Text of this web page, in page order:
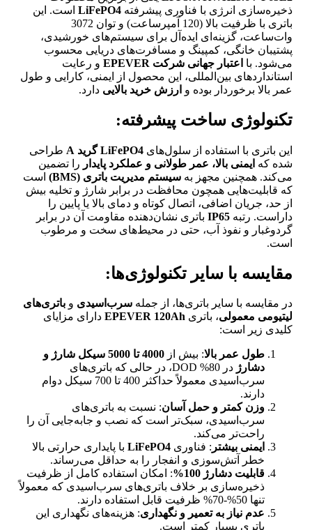
ذخیره‌سازی انرژی با فناوری پیشرفته LiFePO4 است. این
باتری با ظرفیت بالا (120 آمپر‌ساعت) و توان 3072
وات‌ساعت، گزینه‌ای ایده‌آل برای سیستم‌های خورشیدی،
پشتیبان خانگی، کمپینگ و مسافرت‌های دریایی محسوب
می‌شود. با اعتبار جهانی شرکت EPEVER
و رعایت
استانداردهای بین‌المللی، این محصول از ایمنی، کارایی و طول
عمر بالا برخوردار بوده و ارزش خرید بالایی دارد.
تکنولوژی ساخت پیشرفته:
این باتری با استفاده از سلول‌های LiFePO4 گرید A
طراحی
شده که ایمنی بالا، عمر طولانی و عملکرد پایدار را تضمین
می‌کند. همچنین مجهز به سیستم مدیریت باتری (BMS)
است
که قابلیت‌هایی همچون محافظت در برابر شارژ و تخلیه بیش
از حد، جریان اضافی، اتصال کوتاه و دمای بالا یا پایین را
داراست. رتبه IP65 باتری نشان‌دهنده مقاومت آن در برابر
گردوغبار و نفوذ آب، حتی در محیط‌های سخت و مرطوب
است.
مقایسه با سایر تکنولوژی‌ها:
در مقایسه با سایر باتری‌ها، از جمله سرب‌اسیدی و باتری‌های
لیتیومی معمولی، باتری EPEVER 120Ah دارای مزایای
کلیدی زیر است:
طول عمر بالا: بیش از
4000 تا 5000 سیکل شارژ و
دشارژ
در 80% DOD، در حالی که باتری‌های
سرب‌اسیدی معمولاً حداکثر 400 تا 700 سیکل دوام
دارند.
وزن کمتر و حمل آسان: نسبت به باتری‌های
سرب‌اسیدی، سبک‌تر است که نصب و جابه‌جایی آن را
راحت‌تر می‌کند.
ایمنی بیشتر : فناوری LiFePO4 با پایداری حرارتی بالا
خطر آتش‌سوزی و انفجار را به حداقل می‌رساند.
قابلیت دشارژ 100%
: امکان استفاده کامل از ظرفیت
ذخیره‌سازی بر خلاف باتری‌های سرب‌اسیدی که معمولاً
تنها 50%-70% ظرفیت قابل استفاده دارند.
عدم نیاز به تعمیر و نگهداری: هزینه‌های نگهداری این
باتری بسیار کمتر است.